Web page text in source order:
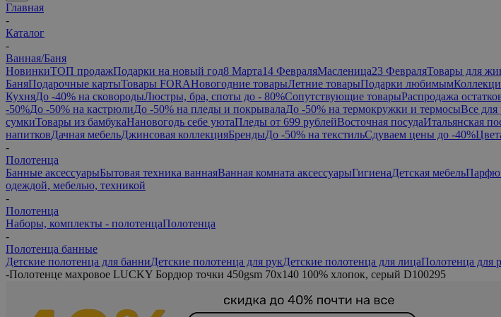
Главная
-
Каталог
-
Ванная/Баня
НовинкиТОП продажПодарки на новый год8 Марта14 ФевраляМасленица23 ФевраляТовары для
БаняПодарочные картыТовары FORAНовогодние товарыЛетние товарыПодарки любимым
КухняДо -40% на сковородыЛюстры, бра, споты до - 80%Сопутствующие товарыРаспродажа
-50%До -50% на кастрюлиДо -50% на пледы и покрывалаДо -50% на термокружки и термосыВсе для
сумкиТовары из бамбукаНановогодь себе уютаПледы от 699 рублейВосточная посудаИтальянская
напитковДачная мебельДжинсовая коллекцияБрендыДо -50% на текстильСдуваем цены до -40%
-
Полотенца
Банные аксессуарыБытовая техника ваннаяВанная комната аксессуарыГигиенаДетская мебель
одеждой, мебелью, техникой
-
Полотенца
Наборы, комплекты - полотенцаПолотенца
-
Полотенца банные
Детские полотенца для банниДетские полотенца для рукДетские полотенца для лицаПолотенца для
-Полотенце махровое LUCKY Бордюр точки 450gsm 70x140 100% хлопок, серый D100295